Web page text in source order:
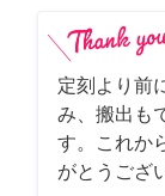
定刻より前
み、搬出も
す。これか
がとうござ